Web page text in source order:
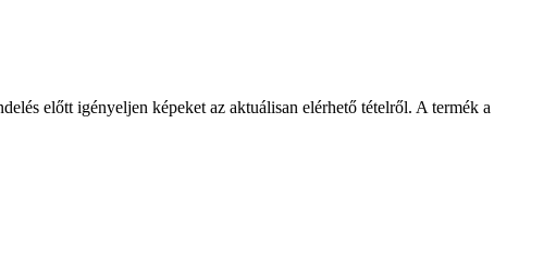
előtt igényeljen képeket az aktuálisan elérhető tételről. A termék a